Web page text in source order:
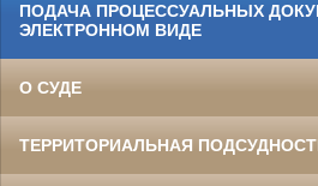
ПОДАЧА ПРОЦЕССУАЛЬНЫХ
ЭЛЕКТРОННОМ ВИДЕ
О СУДЕ
ТЕРРИТОРИАЛЬНАЯ